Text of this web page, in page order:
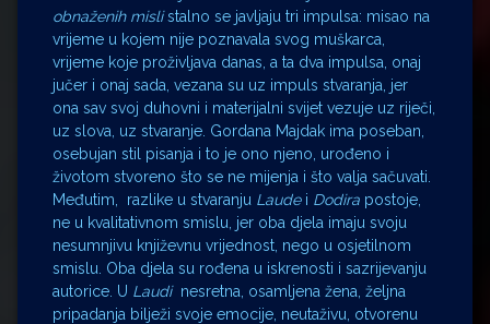
obnaženih mislistalno se javljaju tri impulsa: misao na
vrijeme u kojem nije poznavala svog muškarca,
vrijeme koje proživljava danas, a ta dva impulsa, onaj
jučer i onaj sada, vezana su uz impuls stvaranja, jer
ona sav svoj duhovni i materijalni svijet vezuje uz riječi,
uz slova, uz stvaranje. Gordana Majdak ima poseban,
osebujan stil pisanja i to je ono njeno, urođeno i
životom stvoreno što se ne mijenja i što valja sačuvati.
Međutim, razlike u stvaranju Laudei Dodira postoje,
ne u kvalitativnom smislu, jer oba djela imaju svoju
nesumnjivu književnu vrijednost, nego u osjetilnom
smislu. Oba djela su rođena u iskrenosti i sazrijevanju
autorice. U Laudi nesretna, osamljena žena, željna
pripadanja bilježi svoje emocije, neutaživu, otvorenu